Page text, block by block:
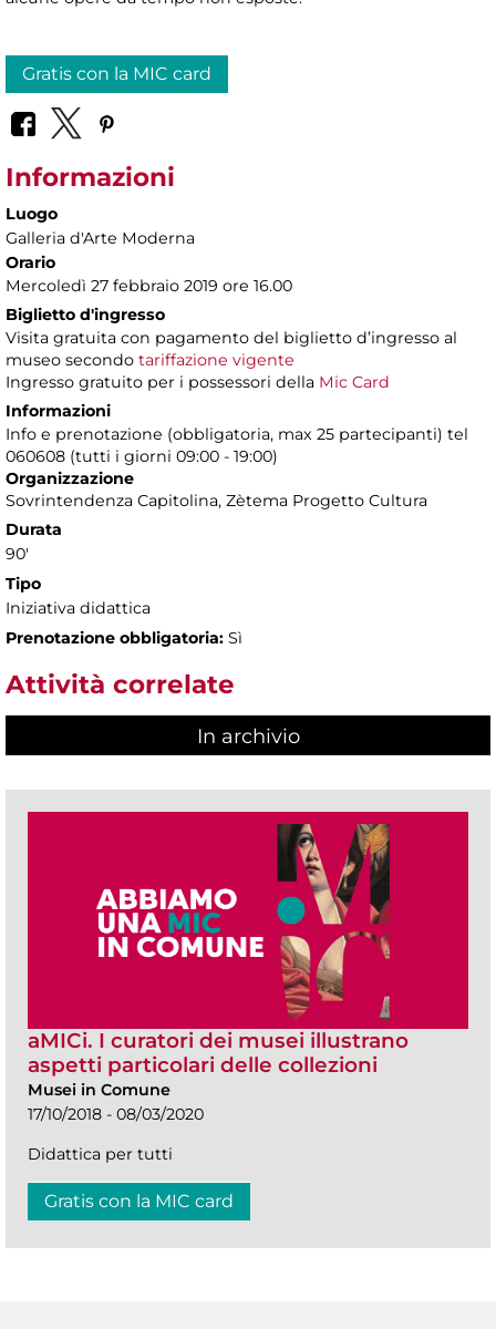
Gratis con la MIC card
Informazioni
Luogo
Galleria d'Arte Moderna
Orario
Mercoledì 27 febbraio 2019 ore 16.00
Biglietto d'ingresso
Visita gratuita con pagamento del biglietto d’ingresso al
museo secondo tariffazione vigente
Ingresso gratuito per i possessori della Mic Card
Informazioni
Info e prenotazione (obbligatoria, max 25 partecipanti) tel
060608 (tutti i giorni 09:00 - 19:00)
Organizzazione
Sovrintendenza Capitolina, Zètema Progetto Cultura
Durata
90'
Tipo
Iniziativa didattica
Prenotazione obbligatoria: Sì
Attività correlate
In archivio
aMICi. I curatori dei musei illustrano
aspetti particolari delle collezioni
Musei in Comune
17/10/2018 - 08/03/2020
Didattica per tutti
Gratis con la MIC card